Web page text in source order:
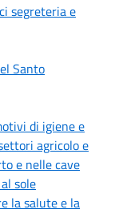
segreteria e
Santo
di igiene e
agricolo e
e nelle cave
sole
la salute e la